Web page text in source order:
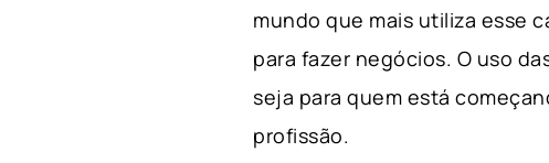
mundo que mais utiliza esse
para fazer negócios. O uso
seja para quem está
profissão.